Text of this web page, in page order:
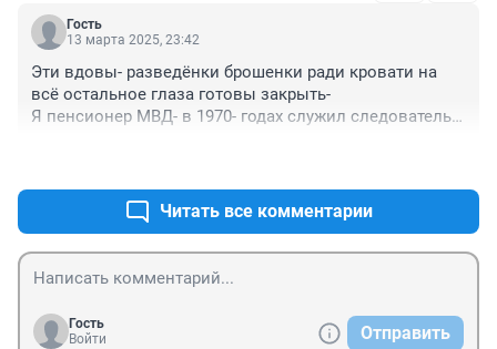
Гость
13 марта 2025, 23:42
Эти вдовы- разведёнки брошенки ради кровати на
всё остальное глаза готовы закрыть-
Я пенсионер МВД- в 1970- годах служил следователь
ребёнком если бы у тебя его не было сошлись бы-
Через время она ему всё переходи ко мне жить
помехи нет- пришёл а где дочь- стала мяться мол я её
убрала- он пошёл в милицию и рассказал проверте
куда делась девочка- она её задушила и закопала в
роще- 20 лет ИТК получила-
Читать все комментарии
Гость
Войти
Отправить